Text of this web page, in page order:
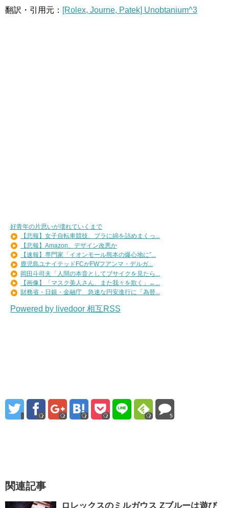
翻訳・引用元： [Rolex, Journe, Patek] Unobtanium^3
好青年の片思いが壊れていくまで
【悲報】女子自転車競技、ブラに綿を詰めまくっ...
【悲報】Amazon、デザイン改悪か
【速報】専門家「イオンモール熊本の爆心地に”...
鹿児島ユナイテッドFCがFWフアンマ・デルガ...
岡田斗司夫「人間の本音としてブサイクを見たら...
【画像】「マスク美人さん、また我々を欺く」←...
財務省・日銀・金融庁 急速な円安進行に「為替...
Powered by livedoor 相互RSS
5
関連記事
ロレックスのミルガウス Zブルーは遊び